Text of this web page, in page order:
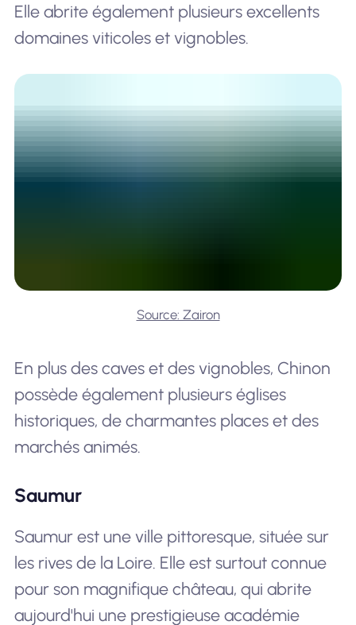
Elle abrite également plusieurs excellents
domaines viticoles et vignobles.
Source: Zairon
En plus des caves et des vignobles, Chinon
possède également plusieurs églises
historiques, de charmantes places et des
marchés animés.
Saumur
Saumur est une ville pittoresque, située sur
les rives de la Loire. Elle est surtout connue
pour son magnifique château, qui abrite
aujourd'hui une prestigieuse académie